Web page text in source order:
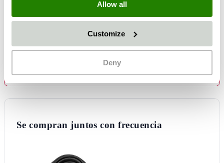
Allow all
Customize
Deny
Longitud máx. del rollo: 40 m
Más información
Preguntas
Se compran juntos con frecuencia